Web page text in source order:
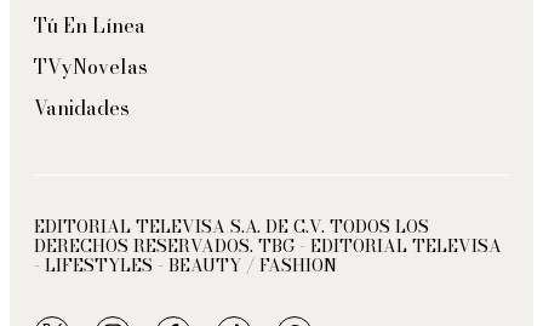
Tú En Línea
TVyNovelas
Vanidades
EDITORIAL TELEVISA S.A. DE C.V. TODOS LOS
DERECHOS RESERVADOS. TBG - EDITORIAL TELEVISA
- LIFESTYLES - BEAUTY / FASHION